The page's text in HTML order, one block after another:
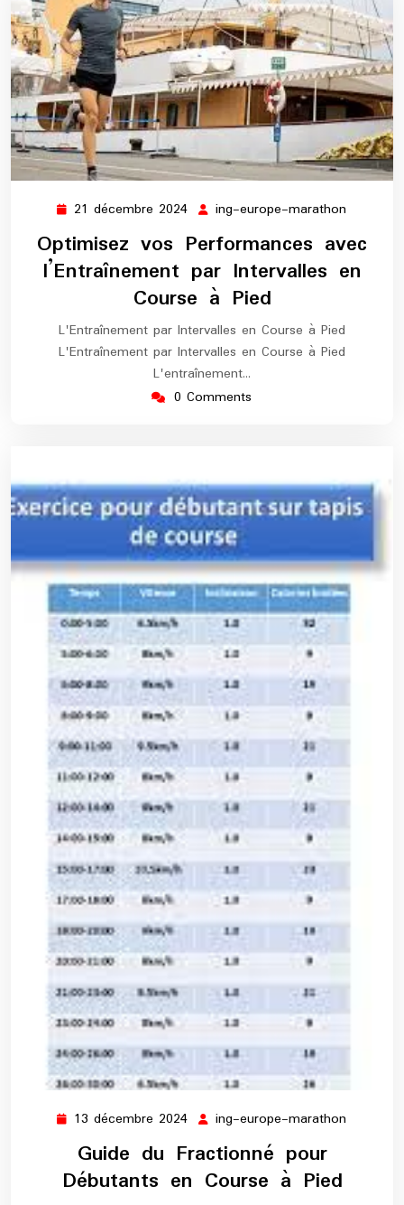
21 décembre 2024 21
décembre
2024
ing-europe-marathon
marathon
Optimisez vos Performances avec
l’Entraînement par Intervalles en
Course à Pied
L'Entraînement par Intervalles en Course à Pied
L'Entraînement par Intervalles en Course à Pied
L'entraînement…
0 Comments
13 décembre 2024 13
décembre
2024
ing-europe-marathon
Guide du Fractionné pour
Débutants en Course à Pied